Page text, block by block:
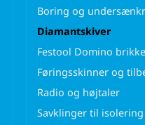
Boring og
Diamantskiver
Festool Domino
Føringsskinner og
Radio og højtaler
Savklinger til isolering